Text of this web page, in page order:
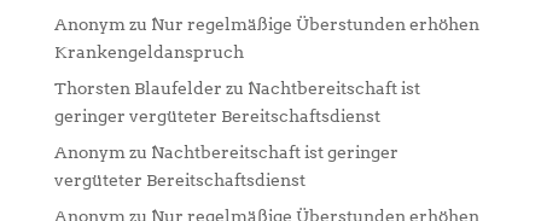
Anonym zu Nur regelmäßige Überstunden erhöhen
Krankengeldanspruch
Thorsten Blaufelder zu Nachtbereitschaft ist
geringer vergüteter Bereitschaftsdienst
Anonym zu Nachtbereitschaft ist geringer
vergüteter Bereitschaftsdienst
Anonym zu Nur regelmäßige Überstunden erhöhen